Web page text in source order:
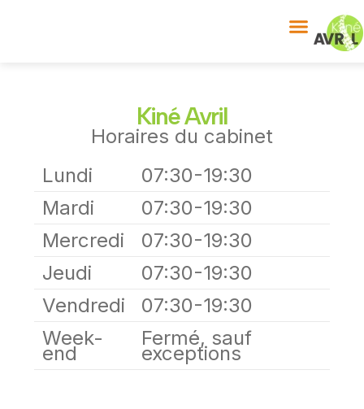
Kiné Avril
Horaires du cabinet
Lundi
07:30-19:30
Mardi
07:30-19:30
Mercredi
07:30-19:30
Jeudi
07:30-19:30
Vendredi
07:30-19:30
Week-
end
Fermé, sauf
exceptions